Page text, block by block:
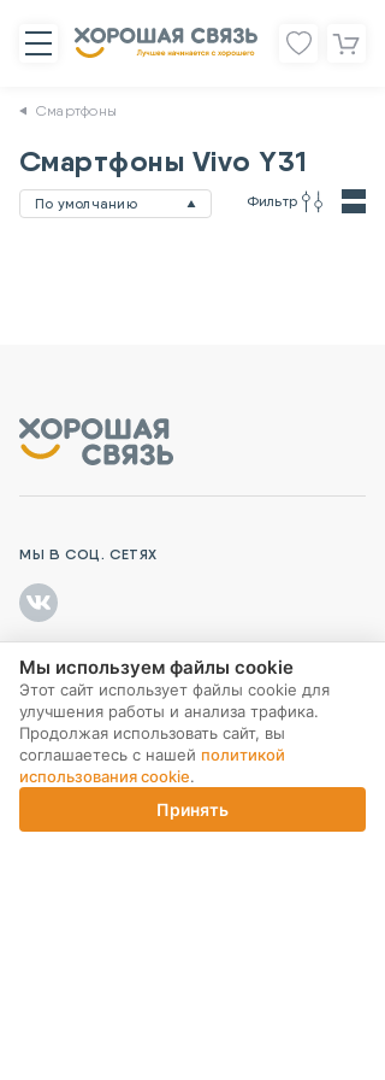
Смартфоны
Смартфоны Vivo Y31
По умолчанию Фильтр
Корзина
ИНТЕРНЕТ-МАГАЗИН
МЫ В СОЦ. СЕТЯХ
ПОДПИСКА НА РАССЫЛКУ
Мы используем файлы cookie
Этот сайт использует файлы cookie для
улучшения работы и анализа трафика.
Продолжая использовать сайт, вы
соглашаетесь с нашей политикой
использования cookie.
Принять